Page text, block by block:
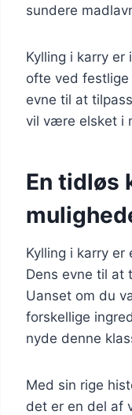
sundere
Kylling i karry
ofte ved
evne til at
vil være elsket i
En tidløs
Kylling i karry
Dens evne til at
Uanset om du
forskellige
nyde denne
Med sin rige
det er en del af